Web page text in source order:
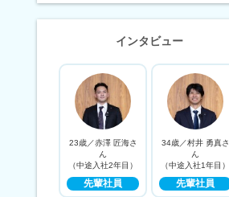
インタビュー
23歳／赤澤 匠海さ
ん
（中途入社2年目）
先輩社員
34歳／村井 勇真さ
ん
（中途入社1年目）
先輩社員